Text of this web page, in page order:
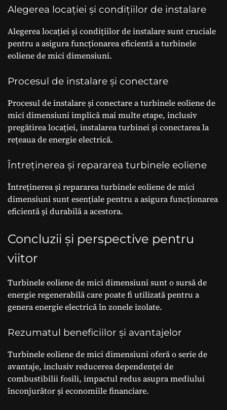
Alegerea locației și condițiilor de instalare
Alegerea locației și condițiilor de instalare sunt cruciale
pentru a asigura funcționarea eficientă a turbinele
eoliene de mici dimensiuni.
Procesul de instalare și conectare
Procesul de instalare și conectare a turbinele eoliene de
mici dimensiuni implică mai multe etape, inclusiv
pregătirea locației, instalarea turbinei și conectarea la
rețeaua de energie electrică.
Întreținerea și repararea turbinele eoliene
Întreținerea și repararea turbinele eoliene de mici
dimensiuni sunt esențiale pentru a asigura funcționarea
eficientă și durabilă a acestora.
Concluzii și perspective pentru
viitor
Turbinele eoliene de mici dimensiuni sunt o sursă de
energie regenerabilă care poate fi utilizată pentru a
genera energie electrică în zonele izolate.
Rezumatul beneficiilor și avantajelor
Turbinele eoliene de mici dimensiuni oferă o serie de
avantaje, inclusiv reducerea dependenței de
combustibilii fosili, impactul redus asupra mediului
înconjurător și economiile financiare.